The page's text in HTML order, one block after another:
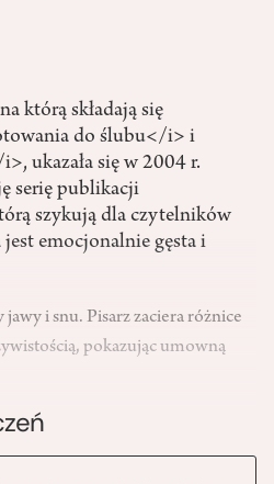
którą składają się
do ślubu</i> i
ukazała się w 2004 r.
serię publikacji
szykują dla czytelników
emocjonalnie gęsta i
i snu. Pisarz zaciera różnice
pokazując umowną